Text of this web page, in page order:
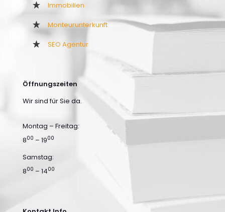
Immobilien
Monteurunterkunft
SEO Agentur
Öffnungszeiten
Wir sind für Sie da.
Montag – Freitag:
800 – 1900
Samstag:
800 – 1400